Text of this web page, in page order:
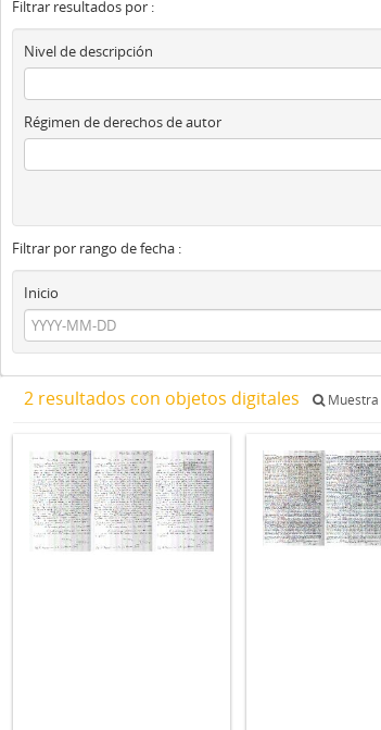
Filtrar resultados por :
Nivel de descripción
Régimen de derechos de autor
Filtrar por rango de fecha :
Inicio
2 resultados con objetos digitales